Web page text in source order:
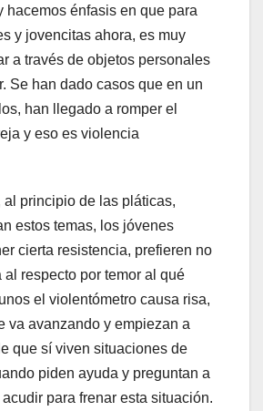
hacemos énfasis en que para
y jovencitas ahora, es muy
a través de objetos personales
Se han dado casos que en un
han llegado a romper el
y eso es violencia
al principio de las pláticas,
estos temas, los jóvenes
cierta resistencia, prefieren no
al respecto por temor al qué
el violentómetro causa risa,
va avanzando y empiezan a
que sí viven situaciones de
piden ayuda y preguntan a
para frenar esta situación.